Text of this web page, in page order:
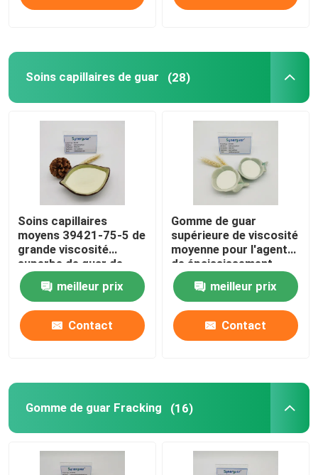
Nouvelles
Demandez un devis
Gomme de guar cationique
gomme de guar hydroxypropylique
Gomme de soin personnel
Soins capillaires de guar
Gomme de guar Fracking
Soins bucco-dentaires
Soins capillaires de guar (28)
Soins capillaires
moyens 39421-75-5 de
grande viscosité
superbe de guar de
substitution
hydroxypropylique
meilleur prix
Contact
Gomme de guar
supérieure de viscosité
moyenne pour l'agent
de épaississement
organique
hydroxypropylique de
conditionneur pour
cheveux
meilleur prix
Contact
Gomme de guar Fracking (16)